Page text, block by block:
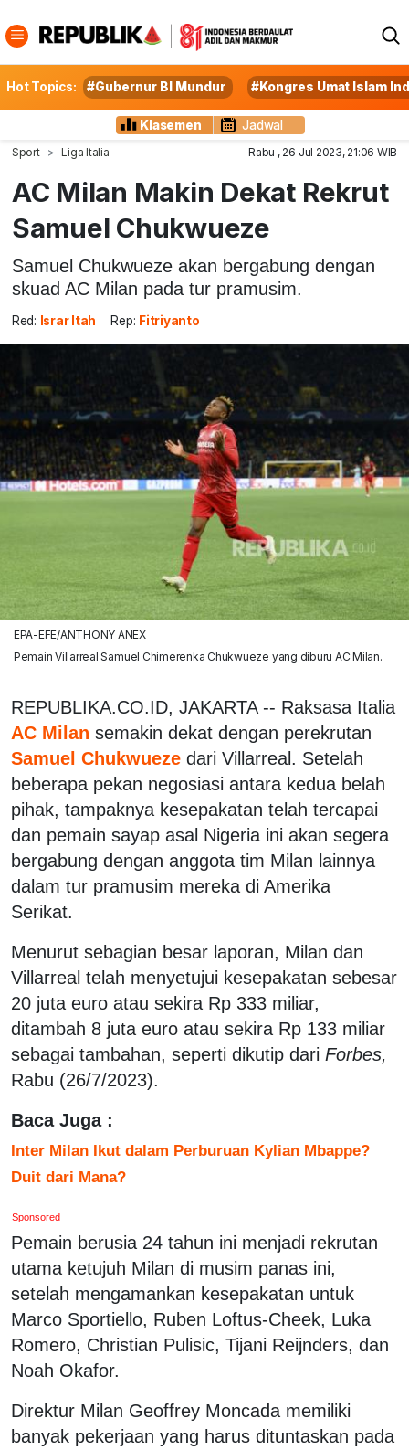
Hot Topics: #Gubernur BI Mundur #Kongres Umat Islam
Klasemen Jadwal
Sport Liga Italia Rabu , 26 Jul 2023, 21:06 WIB
AC Milan Makin Dekat Rekrut
Samuel Chukwueze
Samuel Chukwueze akan bergabung dengan
skuad AC Milan pada tur pramusim.
Red: Israr Itah Rep: Fitriyanto
EPA-EFE/ANTHONY ANEX
Pemain Villarreal Samuel Chimerenka Chukwueze yang diburu AC Milan.
REPUBLIKA.CO.ID, JAKARTA -- Raksasa Italia
AC Milan semakin dekat dengan perekrutan
Samuel Chukwueze dari Villarreal. Setelah
beberapa pekan negosiasi antara kedua belah
pihak, tampaknya kesepakatan telah tercapai
dan pemain sayap asal Nigeria ini akan segera
bergabung dengan anggota tim Milan lainnya
dalam tur pramusim mereka di Amerika
Serikat.
Menurut sebagian besar laporan, Milan dan
Villarreal telah menyetujui kesepakatan sebesar
20 juta euro atau sekira Rp 333 miliar,
ditambah 8 juta euro atau sekira Rp 133 miliar
sebagai tambahan, seperti dikutip dari Forbes,
Rabu (26/7/2023).
Baca Juga :
Inter Milan Ikut dalam Perburuan Kylian Mbappe?
Duit dari Mana?
Sponsored
Pemain berusia 24 tahun ini menjadi rekrutan
utama ketujuh Milan di musim panas ini,
setelah mengamankan kesepakatan untuk
Marco Sportiello, Ruben Loftus-Cheek, Luka
Romero, Christian Pulisic, Tijani Reijnders, dan
Noah Okafor.
Direktur Milan Geoffrey Moncada memiliki
banyak pekerjaan yang harus dituntaskan pada